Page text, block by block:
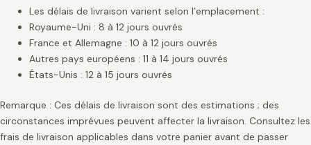
Les délais de livraison varient selon l’emplacement :
Royaume-Uni : 8 à 12 jours ouvrés
France et Allemagne : 10 à 12 jours ouvrés
Autres pays européens : 11 à 14 jours ouvrés
États-Unis : 12 à 15 jours ouvrés
Remarque : Ces délais de livraison sont des estimations ; des
circonstances imprévues peuvent affecter la livraison. Consultez les
frais de livraison applicables dans votre panier avant de passer